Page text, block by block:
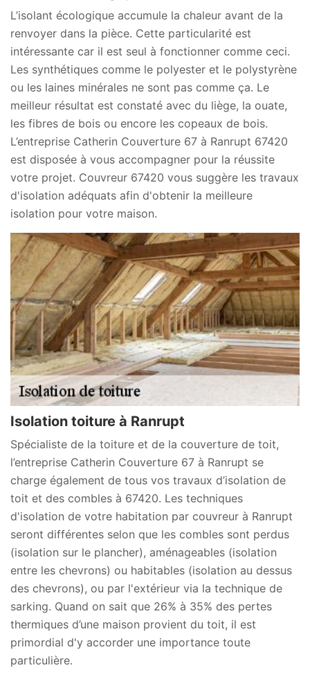
L’isolant écologique accumule la chaleur avant de la
renvoyer dans la pièce. Cette particularité est
intéressante car il est seul à fonctionner comme ceci.
Les synthétiques comme le polyester et le polystyrène
ou les laines minérales ne sont pas comme ça. Le
meilleur résultat est constaté avec du liège, la ouate,
les fibres de bois ou encore les copeaux de bois.
L’entreprise Catherin Couverture 67 à Ranrupt 67420
est disposée à vous accompagner pour la réussite
votre projet. Couvreur 67420 vous suggère les travaux
d'isolation adéquats afin d'obtenir la meilleure
isolation pour votre maison.
Isolation toiture à Ranrupt
Spécialiste de la toiture et de la couverture de toit,
l’entreprise Catherin Couverture 67 à Ranrupt se
charge également de tous vos travaux d’isolation de
toit et des combles à 67420. Les techniques
d'isolation de votre habitation par couvreur à Ranrupt
seront différentes selon que les combles sont perdus
(isolation sur le plancher), aménageables (isolation
entre les chevrons) ou habitables (isolation au dessus
des chevrons), ou par l'extérieur via la technique de
sarking. Quand on sait que 26% à 35% des pertes
thermiques d’une maison provient du toit, il est
primordial d'y accorder une importance toute
particulière.